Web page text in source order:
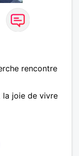
rencontre
la joie de vivre